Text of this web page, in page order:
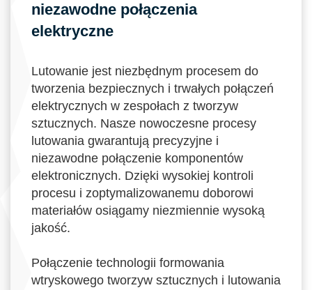
niezawodne połączenia
elektryczne
Lutowanie jest niezbędnym procesem do
tworzenia bezpiecznych i trwałych połączeń
elektrycznych w zespołach z tworzyw
sztucznych. Nasze nowoczesne procesy
lutowania gwarantują precyzyjne i
niezawodne połączenie komponentów
elektronicznych. Dzięki wysokiej kontroli
procesu i zoptymalizowanemu doborowi
materiałów osiągamy niezmiennie wysoką
jakość.
Połączenie technologii formowania
wtryskowego tworzyw sztucznych i lutowania